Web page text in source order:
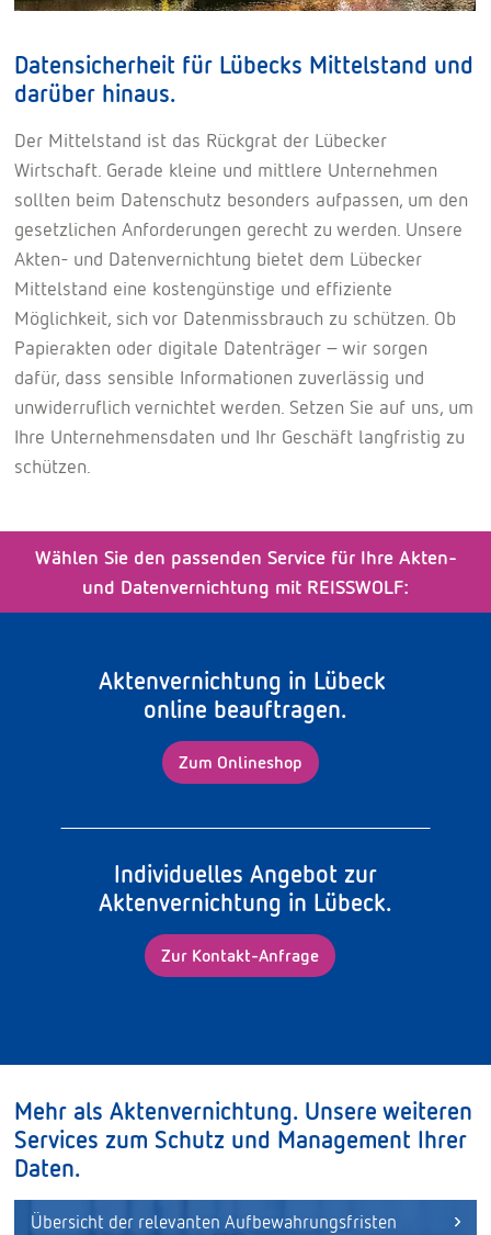
Datensicherheit für Lübecks Mittelstand und
darüber hinaus.
Der Mittelstand ist das Rückgrat der Lübecker
Wirtschaft. Gerade kleine und mittlere Unternehmen
sollten beim Datenschutz besonders aufpassen, um den
gesetzlichen Anforderungen gerecht zu werden. Unsere
Akten- und Datenvernichtung bietet dem Lübecker
Mittelstand eine kostengünstige und effiziente
Möglichkeit, sich vor Datenmissbrauch zu schützen. Ob
Papierakten oder digitale Datenträger - wir sorgen
dafür, dass sensible Informationen zuverlässig und
unwiderruflich vernichtet werden. Setzen Sie auf uns, um
Ihre Unternehmensdaten und Ihr Geschäft langfristig zu
schützen.
Wählen Sie den passenden Service für Ihre Akten-
und Datenvernichtung mit REISSWOLF:
Aktenvernichtung in Lübeck
online beauftragen.
Zum Onlineshop
Individuelles Angebot zur
Aktenvernichtung in Lübeck.
Zur Kontakt-Anfrage
Mehr als Aktenvernichtung. Unsere weiteren
Services zum Schutz und Management Ihrer
Daten.
Übersicht der relevanten Aufbewahrungsfristen